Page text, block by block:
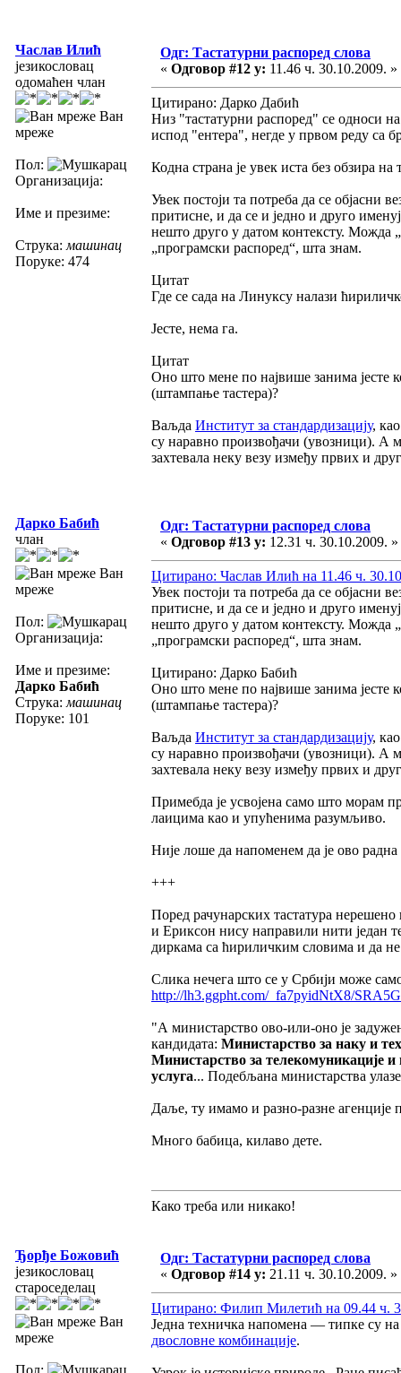
Часлав Илић
језикословац
одомаћен члан
Ван
мреже
Пол:
Организација:
Име и презиме:
Струка: машинац
Поруке: 474
Одг: Тастатурни распоред слова
« Одговор #12 у: 11.46 ч. 30.10.2009. »
Цитирано: Дарко Дабић
Низ "тастатурни распоред" се односи
испод "ентера", негде у првом реду са
Кодна страна је увек иста без обзира на
Увек постоји та потреба да се објасни
притисне, и да се и једно и друго
нешто друго у датом контексту. Можда
„програмски распоред“, шта знам.
Цитат
Где се сада на Линуксу налази
Јесте, нема га.
Цитат
Оно што мене по највише занима јесте
(штампање тастера)?
Ваљда Институт за стандардизацију,
су наравно произвођачи (увозници). А
захтевала неку везу између првих и
Дарко Бабић
члан
Ван
мреже
Пол:
Организација:
Име и презиме:
Дарко Бабић
Струка: машинац
Поруке: 101
Одг: Тастатурни распоред слова
« Одговор #13 у: 12.31 ч. 30.10.2009. »
Цитирано: Часлав Илић на 11.46 ч.
Увек постоји та потреба да се објасни
притисне, и да се и једно и друго
нешто друго у датом контексту. Можда
„програмски распоред“, шта знам.
Цитирано: Дарко Бабић
Оно што мене по највише занима јесте
(штампање тастера)?
Ваљда Институт за стандардизацију,
су наравно произвођачи (увозници). А
захтевала неку везу између првих и
Примебда је усвојена само што морам
лаицима као и упућенима разумљиво.
Није лоше да напоменем да је ово
+++
Поред рачунарских тастатура
и Ериксон нису направили нити један
диркама са ћириличким словима и да
Слика нечега што се у Србији може
http://lh3.ggpht.com/_fa7pyidNtX8/
"А министарство ово-или-оно је
кандидата: Министарство за наку и
Министарство за телекомуникације
услуга... Подебљана министарства
Даље, ту имамо и разно-разне
Много бабица, килаво дете.
Како треба или никако!
Ђорђе Божовић
језикословац
староседелац
Ван
мреже
Пол:
Одг: Тастатурни распоред слова
« Одговор #14 у: 21.11 ч. 30.10.2009. »
Цитирано: Филип Милетић на 09.44 ч.
Једна техничка напомена — типке су
двословне комбинације.